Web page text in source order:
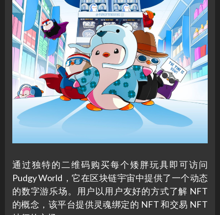
通过独特的二维码购买每个矮胖玩具即可访问
Pudgy World，它在区块链宇宙中提供了一个动态
的数字游乐场。用户以用户友好的方式了解 NFT
的概念，该平台提供灵魂绑定的 NFT 和交易 NFT